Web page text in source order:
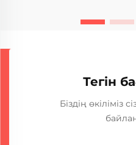
Тегін
Біздің өкіліміз